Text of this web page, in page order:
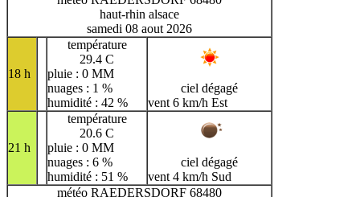
haut-rhin alsace
samedi 08 aout 2026
18 h
température
29.4 C
pluie : 0 MM
nuages : 1 %
humidité : 42 %
ciel dégagé
vent 6 km/h Est
21 h
température
20.6 C
pluie : 0 MM
nuages : 6 %
humidité : 51 %
ciel dégagé
vent 4 km/h Sud
météo RAEDERSDORF 68480